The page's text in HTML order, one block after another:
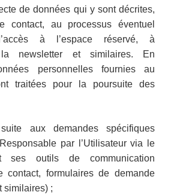
de données qui y sont décrites,
contact, au processus éventuel
à l’espace réservé, à
la newsletter et similaires. En
personnelles fournies au
traitées pour la poursuite des
aux demandes spécifiques
par l’Utilisateur via le
outils de communication
contact, formulaires de demande
similaires) ;